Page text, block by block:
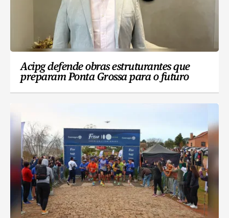
Acipg defende obras estruturantes que
preparam Ponta Grossa para o futuro